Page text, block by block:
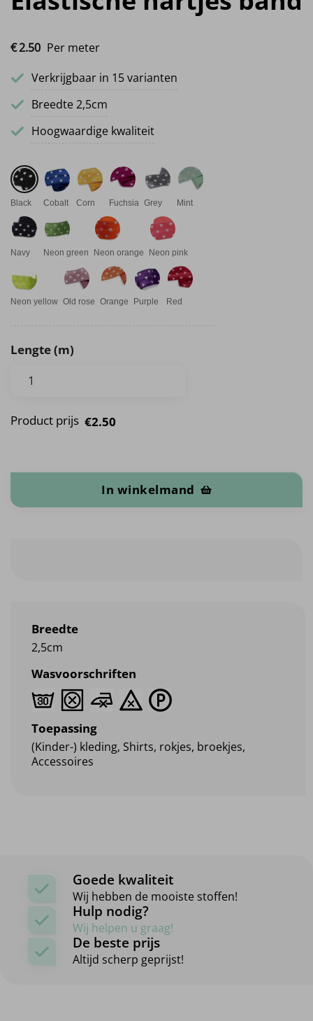
€2.50 Per meter
Verkrijgbaar in 15 varianten
Breedte 2,5cm
Hoogwaardige kwaliteit
Black Cobalt Corn Fuchsia Grey Mint
Navy Neon green Neon orange Neon pink
Neon yellow Old rose Orange Purple Red
Lengte (m)
Product prijs €2.50
In winkelmand
Breedte
2,5cm
Wasvoorschriften
Toepassing
(Kinder-) kleding, Shirts, rokjes, broekjes,
Accessoires
Goede kwaliteit
Wij hebben de mooiste stoffen!
Hulp nodig?
Wij helpen u graag!
De beste prijs
Altijd scherp geprijst!